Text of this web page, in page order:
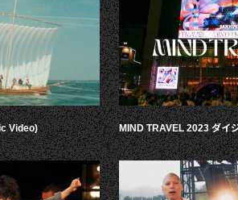
Video) MIND TRAVEL 2023 ダイ